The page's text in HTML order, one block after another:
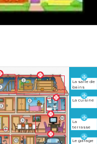
La salle de
bains
La cuisine
La
terrasse
Le garage